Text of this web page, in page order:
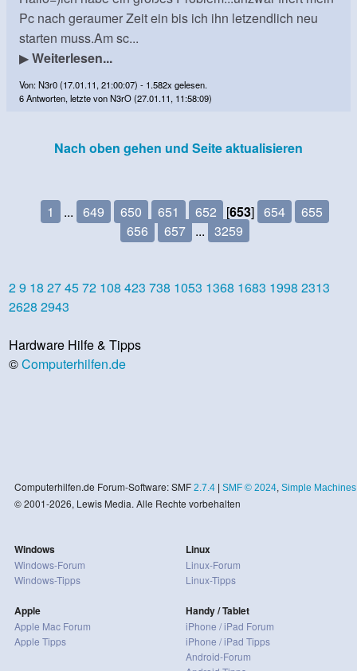
Pc nach geraumer Zeit ein bis ich ihn letzendlich neu
starten muss.Am sc...
▶Weiterlesen...
Von: N3r0 (17.01.11, 21:00:07) - 1.582x gelesen.
6 Antworten, letzte von N3rO (27.01.11, 11:58:09)
Nach oben gehen und Seite aktualisieren
1 ... 649 650 651 652 [653] 654
655
656
657 ... 3259
29 18 274572 108 423 738 1053 1368 1683 1998 2313
2628 2943
Hardware Hilfe & Tipps
©Computerhilfen.de
Computerhilfen.de Forum-Software: SMF 2.7.4| SMF © 2024, Simple Machines
© 2001-2026, Lewis Media. Alle Rechte vorbehalten
Windows
Windows-Forum
Windows-Tipps
Apple
Apple Mac Forum
Apple Tipps
Linux
Linux-Forum
Linux-Tipps
Handy / Tablet
iPhone / iPad Forum
iPhone / iPad Tipps
Android-Forum